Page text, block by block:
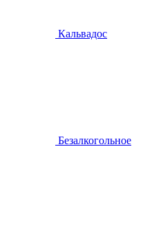
Кальвадос
Безалкогольное